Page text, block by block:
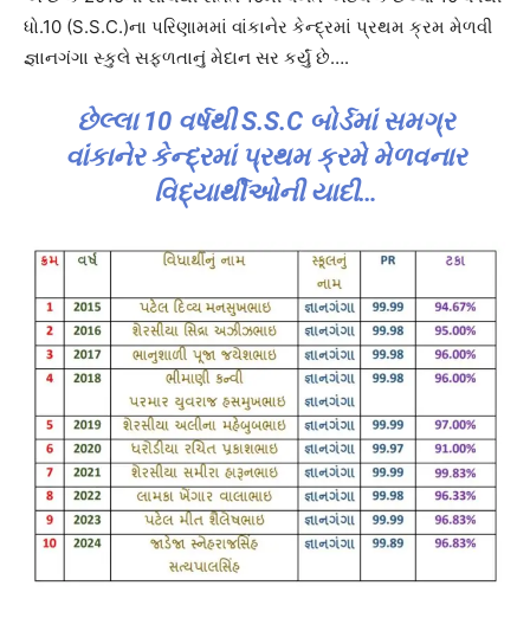
ધો.10 (S.S.C.)ના પરિણામમાં વાંકાનેર કેન્દ્રમાં પ્રથમ ક્રમ મેળવી
જ્ઞાનગંગા સ્કુલે સફળતાનું મેદાન સર કર્યું છે….
છેલ્લા 10 વર્ષથી S.S.C બોર્ડમાં સમગ્ર
વાંકાનેર કેન્દ્રમાં પ્રથમ ક્રમે મેળવનાર
વિદ્યાર્થીઓની યાદી…